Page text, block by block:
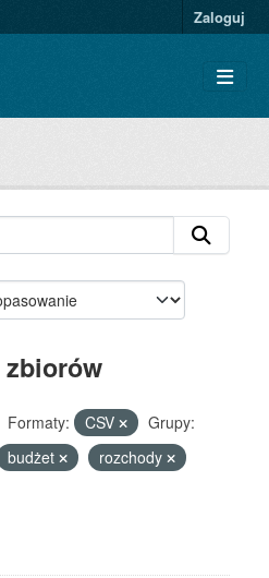
Zaloguj
Formaty: CSV
Grupy:
budżet
rozchody